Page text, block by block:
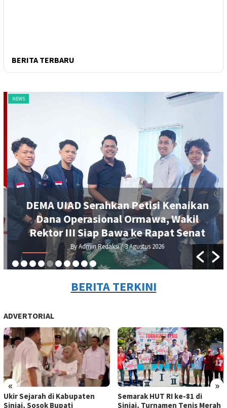
BERITA TERBARU
NEWS
DEMA UIAD Serahkan Petisi Kenaikan
Dana Operasional Ormawa, Wakil
Rektor III Siap Bawa ke Rapat Senat
By Admin Redaksi/ 3 Agustus 2026
BERITA TERKINI
ADVERTORIAL
« »
Ukir Sejarah di Kabupaten
Sinjai, Sosok Bupati
Semarak HUT RI ke-81 di
Sinjai, Turnamen Tenis Merah